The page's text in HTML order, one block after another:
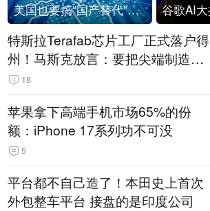
美国也要搞“国产替代”？先算清三笔账
特斯拉Terafab芯片工厂正式落户得
州！马斯克放言：要把尖端制造带
回美国
18
苹果拿下高端手机市场65%的份
额：iPhone 17系列功不可没
5
平台都不自己造了！本田史上首次
外包整车平台 接盘的是印度公司